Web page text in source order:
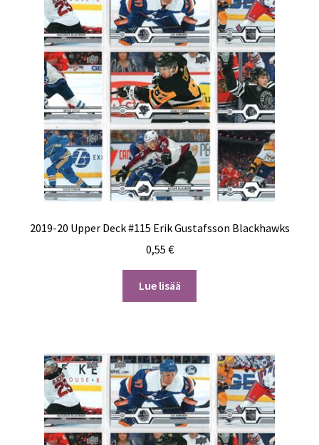
2019-20 Upper Deck #115 Erik Gustafsson Blackhawks
0,55 €
Lue lisää